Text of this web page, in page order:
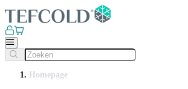
Homepage